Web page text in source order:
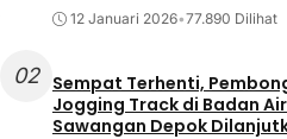
12 Januari 2026•77.890 Dilihat
02
Sempat Terhenti,
Jogging Track di Badan
Sawangan Depok